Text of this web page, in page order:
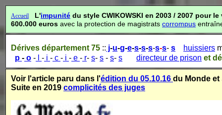
Accueil L'impunité du style CWIKOWSKI en 2003 / 2007 pour
600.000 euros avec la protection de magistrats corrompus
Dérives département 75 :: j-u-g-e-s-s-s-s-s- s huissiers
p - o - - i - c - i - e - r- s- s - s- s directeur de prison et
Voir l'article paru dans l'édition du 05.10.16 du Monde
Suite en 2019 complicités des juges